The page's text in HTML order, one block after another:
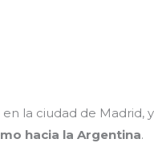
la ciudad de Madrid,
hacia la Argentina.